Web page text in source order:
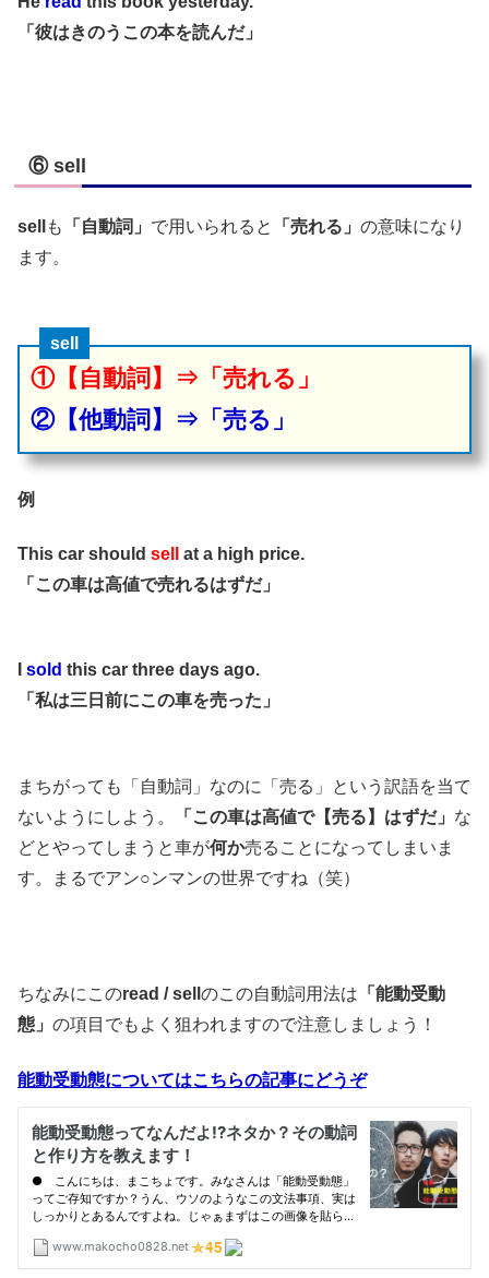
「彼はきのうこの本を読んだ」
⑥ sell
sell も 「自動詞」 で用いられると 「売れる」 の意味になり
ます。
sell
①【自動詞】⇒「売れる」
②【他動詞】⇒「売る」
例
This car should sell
at a high price.
「この車は高値で売れるはずだ」
sold this car three days ago.
「私は三日前にこの車を売った」
まちがっても「自動詞」なのに「売る」という訳語を当て
ないようにしよう。
「この車は高値で【売る】はずだ」 な
どとやってしまうと車が何か売ることになってしまいま
す。まるでアン○ンマンの世界ですね（笑）
ちなみにこのread / sell のこの自動詞用法は 「能動受動
態」 の項目でもよく狙われますので注意しましょう！
能動受動態についてはこちらの記事にどうぞ